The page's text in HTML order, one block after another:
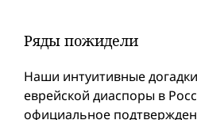
Ряды пожидели
Наши интуитивные
еврейской диаспоры в
официальное